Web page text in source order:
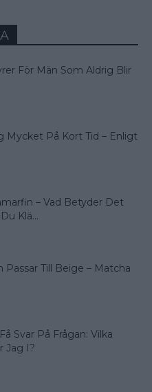
För Män Som Aldrig Blir
Mycket På Kort Tid – Enligt
– Vad Betyder Det
Klä...
Passar Till Beige – Matcha
Svar På Frågan: Vilka
Jag I?